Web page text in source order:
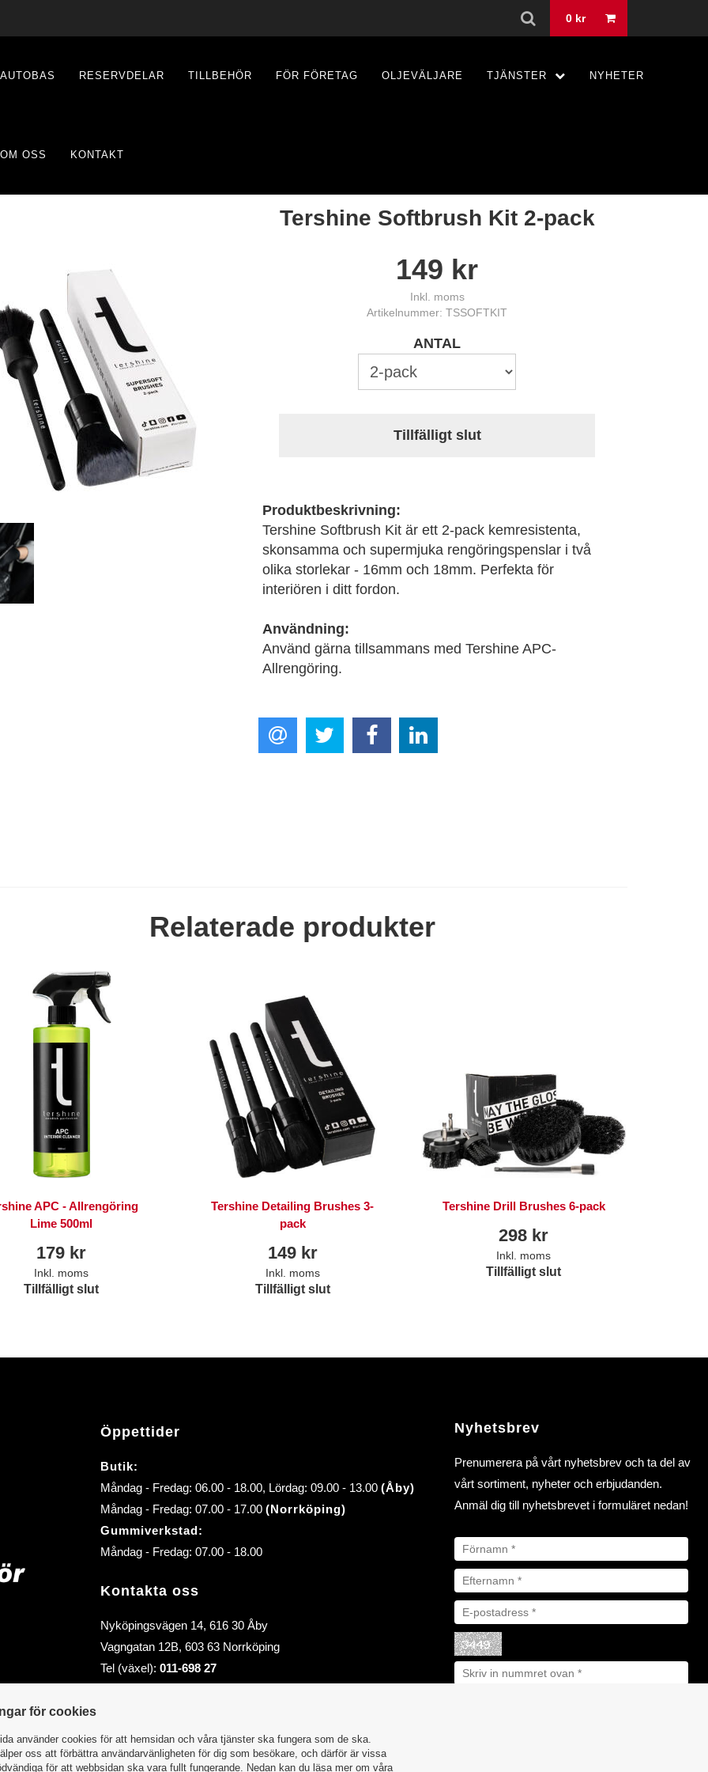
0 kr
AUTOBAS RESERVDELAR TILLBEHÖR FÖR FÖRETAG OLJEVÄLJARE TJÄNSTER NYHETER
OM OSS KONTAKT
Tershine Softbrush Kit 2-pack
149 kr
Inkl. moms
Artikelnummer: TSSOFTKIT
ANTAL
Tillfälligt slut
Produktbeskrivning:
Tershine Softbrush Kit är ett 2-pack kemresistenta,
skonsamma och supermjuka rengöringspenslar i två
olika storlekar - 16mm och 18mm. Perfekta för
interiören i ditt fordon.
Användning:
Använd gärna tillsammans med Tershine APC-
Allrengöring.
Relaterade produkter
APC - Allrengöring
Lime 500ml
179 kr
Inkl. moms
Tillfälligt slut
Tershine Detailing Brushes 3-
pack
149kr
Inkl. moms
Tillfälligt slut
Tershine Drill Brushes 6-pack
298 kr
Inkl. moms
Tillfälligt slut
Öppettider
Butik:
Måndag - Fredag: 06.00 - 18.00, Lördag: 09.00 - 13.00 (Åby)
Måndag - Fredag: 07.00 - 17.00 (Norrköping)
Gummiverkstad:
Måndag - Fredag: 07.00 - 18.00
Kontakta oss
Nyköpingsvägen 14, 616 30 Åby
Vagngatan 12B, 603 63 Norrköping
Tel (växel): 011-698 27
Nyhetsbrev
Prenumerera på vårt nyhetsbrev och ta del av
vårt sortiment, nyheter och erbjudanden.
Anmäl dig till nyhetsbrevet i formuläret nedan!
för cookies
använder cookies för att hemsidan och våra tjänster ska fungera som de ska.
oss att förbättra användarvänligheten för dig som besökare, och därför är vissa
för att webbsidan ska vara fullt fungerande. Nedan kan du läsa mer om våra